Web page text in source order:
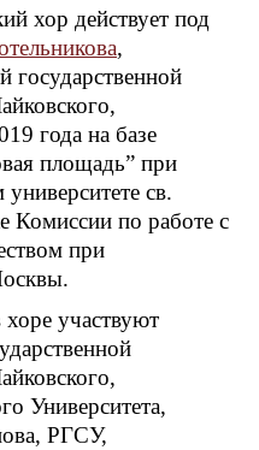
хор действует под
,
государственной
года на базе
площадь” при
св.
Комиссии по работе с
при
участвуют
Университета,
РГСУ,